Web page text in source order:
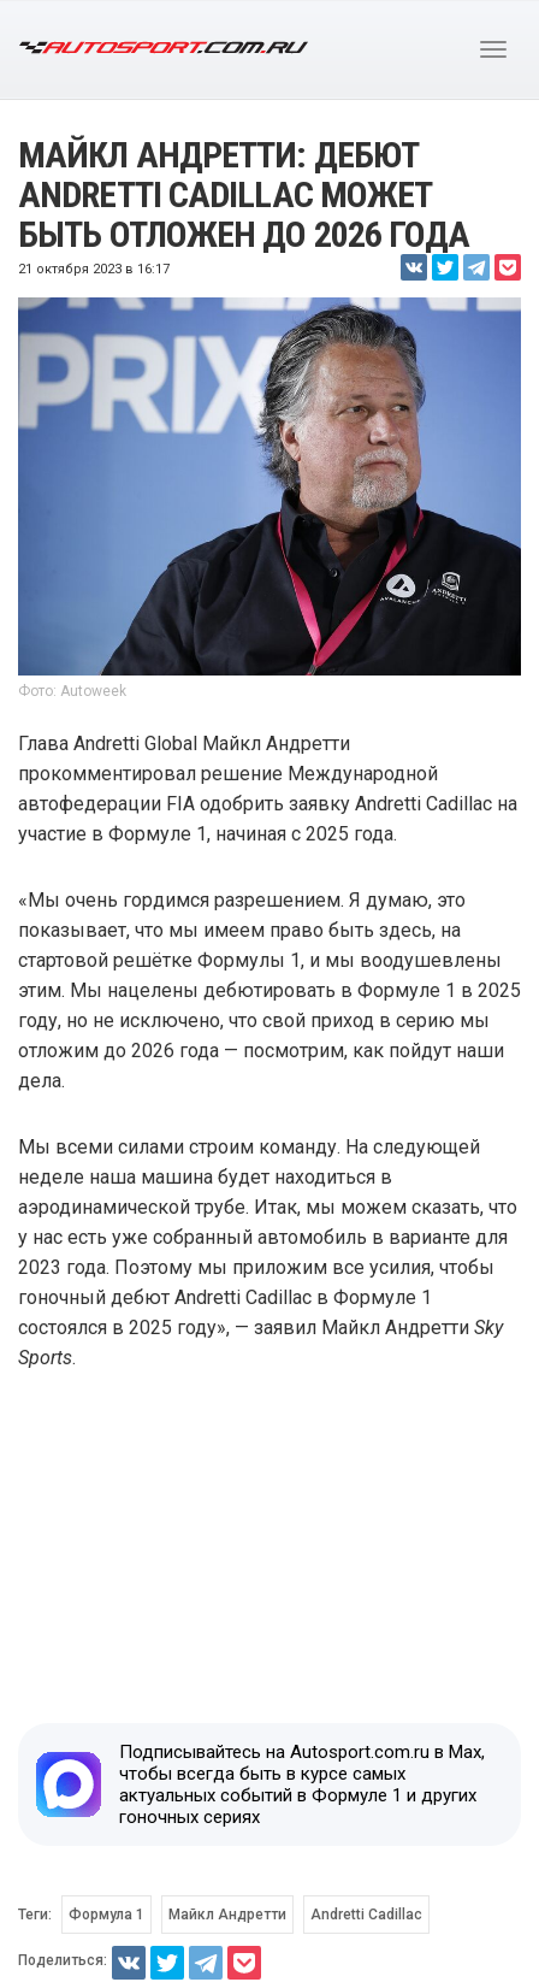
МАЙКЛ АНДРЕТТИ: ДЕБЮТ
ANDRETTI CADILLAC МОЖЕТ
БЫТЬ ОТЛОЖЕН ДО 2026 ГОДА
21 октября 2023 в 16:17
Фото: Autoweek
Глава Andretti Global Майкл Андретти
прокомментировал решение Международной
автофедерации FIA одобрить заявку Andretti Cadillac на
участие в Формуле 1, начиная с 2025 года.
«Мы очень гордимся разрешением. Я думаю, это
показывает, что мы имеем право быть здесь, на
стартовой решётке Формулы 1, и мы воодушевлены
этим. Мы нацелены дебютировать в Формуле 1 в 2025
году, но не исключено, что свой приход в серию мы
отложим до 2026 года — посмотрим, как пойдут наши
дела.
Мы всеми силами строим команду. На следующей
неделе наша машина будет находиться в
аэродинамической трубе. Итак, мы можем сказать, что
у нас есть уже собранный автомобиль в варианте для
2023 года. Поэтому мы приложим все усилия, чтобы
гоночный дебют Andretti Cadillac в Формуле 1
состоялся в 2025 году», — заявил Майкл Андретти Sky
Sports.
Подписывайтесь на Autosport.com.ru в Max,
чтобы всегда быть в курсе самых
актуальных событий в Формуле 1 и других
гоночных сериях
Теги: Формула 1 Майкл Андретти Andretti Cadillac
Поделиться: